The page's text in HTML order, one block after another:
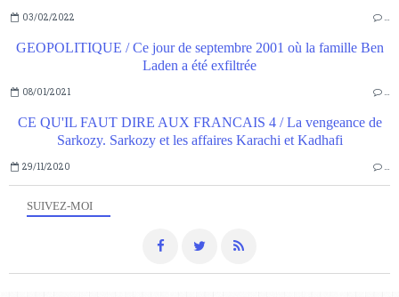
SUIVEZ-MOI
03/02/2022 …
GEOPOLITIQUE / Ce jour de septembre 2001 où la famille Ben
Laden a été exfiltrée
08/01/2021 …
CE QU'IL FAUT DIRE AUX FRANCAIS 4 / La vengeance de
Sarkozy. Sarkozy et les affaires Karachi et Kadhafi
29/11/2020 …